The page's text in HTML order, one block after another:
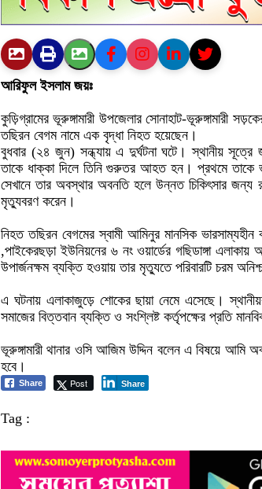
আরিফুল ইসলাম জয়ঃ
কুড়িগ্রামের ভূরুঙ্গামারী উপজেলার সোনাহাট-ভূরুঙ্গামারী
তছিরন বেগম নামে এক বৃদ্ধা নিহত হয়েছেন।
বুধবার (২৪ জুন) সন্ধ্যায় এ দুর্ঘটনা ঘটে। স্থানীয় সূত্রে
তাকে ধাক্কা দিলে তিনি গুরুতর আহত হন। প্রথমে তাকে
সেখানে তার অবস্থার অবনতি হলে উন্নত চিকিৎসার জন্য
মৃত্যুবরণ করেন।
নিহত তছিরন বেগমের স্বামী আমিনুর মানসিক
,পাইকেরছড়া ইউনিয়নের ৬ নং ওয়ার্ডের গছিডাঙ্গা
উপার্জনক্ষম ব্যক্তি হওয়ায় তার মৃত্যুতে পরিবারটি চরম
এ ঘটনায় এলাকাজুড়ে শোকের ছায়া নেমে এসেছে।
সমাজের বিত্তবান ব্যক্তি ও সংশ্লিষ্ট কর্তৃপক্ষের প্রতি
ভূরুঙ্গামারী থানার ওসি আজিম উদ্দিন বলেন এ বিষয়ে
হবে।
Share Post Share
Tag :